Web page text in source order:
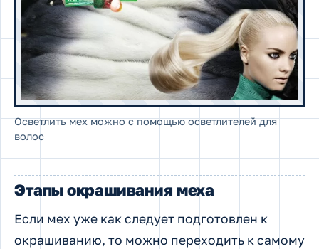
Осветлить мех можно с помощью осветлителей для
волос
Этапы окрашивания меха
Если мех уже как следует подготовлен к
окрашиванию, то можно переходить к самому